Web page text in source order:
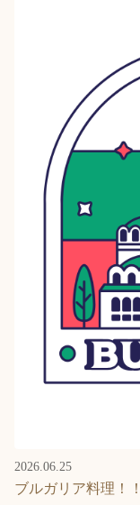
2026.06.25
ブルガリア料理！！